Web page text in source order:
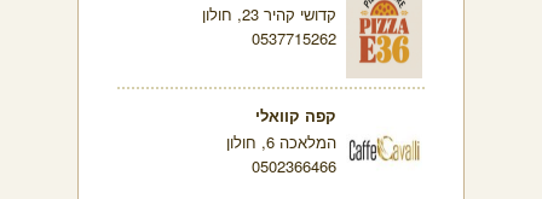
קדושי קהיר 23, חולון
0537715262
קפה קוואלי
המלאכה 6, חולון
0502366466